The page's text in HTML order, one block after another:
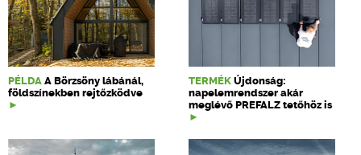
PÉLDA A Börzsöny lábánál,
földszínekben rejtőzködve
TERMÉK Újdonság:
napelemrendszer akár
meglévő PREFALZ tetőhöz is